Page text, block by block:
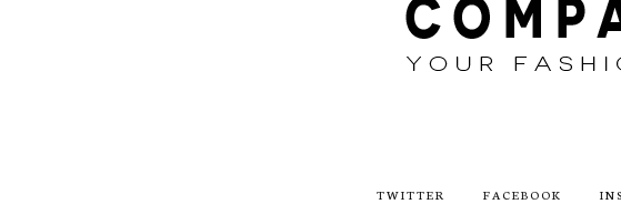
TWITTER FACEBOOK